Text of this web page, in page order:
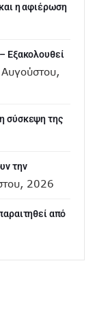
η αφιέρωση
Εξακολουθεί
σύσκεψη της
την
2026
από